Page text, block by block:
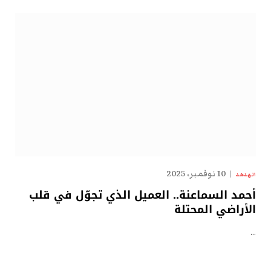
الهدهد 10 نوفمبر، 2025
أحمد السماعنة.. العميل الذي تجوّل في قلب
الأراضي المحتلة
…